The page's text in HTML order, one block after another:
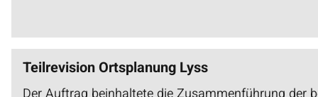
Teilrevision Ortsplanung Lyss